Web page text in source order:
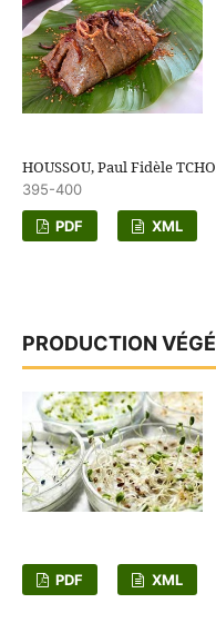
HOUSSOU, Paul Fidèle
395-400
PDF XML
PRODUCTION
PDF XML